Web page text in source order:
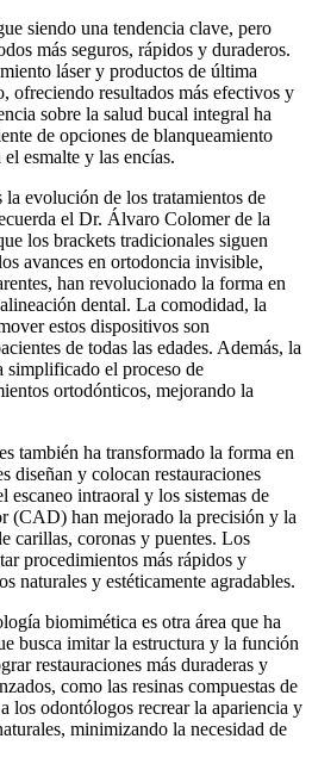
siendo una tendencia clave, pero
más seguros, rápidos y duraderos.
láser y productos de última
ofreciendo resultados más efectivos y
sobre la salud bucal integral ha
de opciones de blanqueamiento
esmalte y las encías.
evolución de los tratamientos de
el Dr. Álvaro Colomer de la
los brackets tradicionales siguen
avances en ortodoncia invisible,
han revolucionado la forma en
dental. La comodidad, la
estos dispositivos son
de todas las edades. Además, la
simplificado el proceso de
ortodónticos, mejorando la
también ha transformado la forma en
diseñan y colocan restauraciones
escaneo intraoral y los sistemas de
(CAD) han mejorado la precisión y la
carillas, coronas y puentes. Los
procedimientos más rápidos y
naturales y estéticamente agradables.
biomimética es otra área que ha
busca imitar la estructura y la función
restauraciones más duraderas y
como las resinas compuestas de
los odontólogos recrear la apariencia y
minimizando la necesidad de